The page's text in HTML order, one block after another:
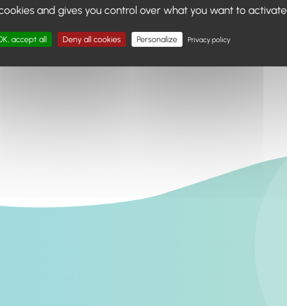
Retour à l'accueil
and gives you control over what you want to activate
accept all Deny all cookies Personalize Privacy policy